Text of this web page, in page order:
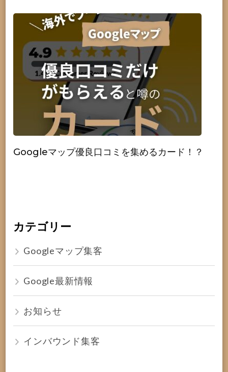
Googleマップ優良口コミを集めるカード！？
カテゴリー
Googleマップ集客
Google最新情報
お知らせ
インバウンド集客